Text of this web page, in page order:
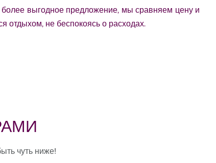
выгодное предложение, мы сравняем цену и
отдыхом, не беспокоясь о расходах.
чуть ниже!